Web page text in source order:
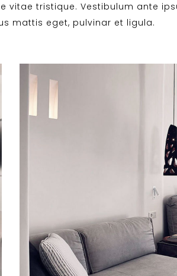
tristique. Vestibulum ante
mattis eget, pulvinar et ligula.